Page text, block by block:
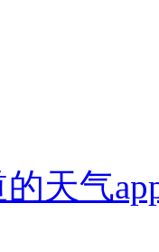
天气